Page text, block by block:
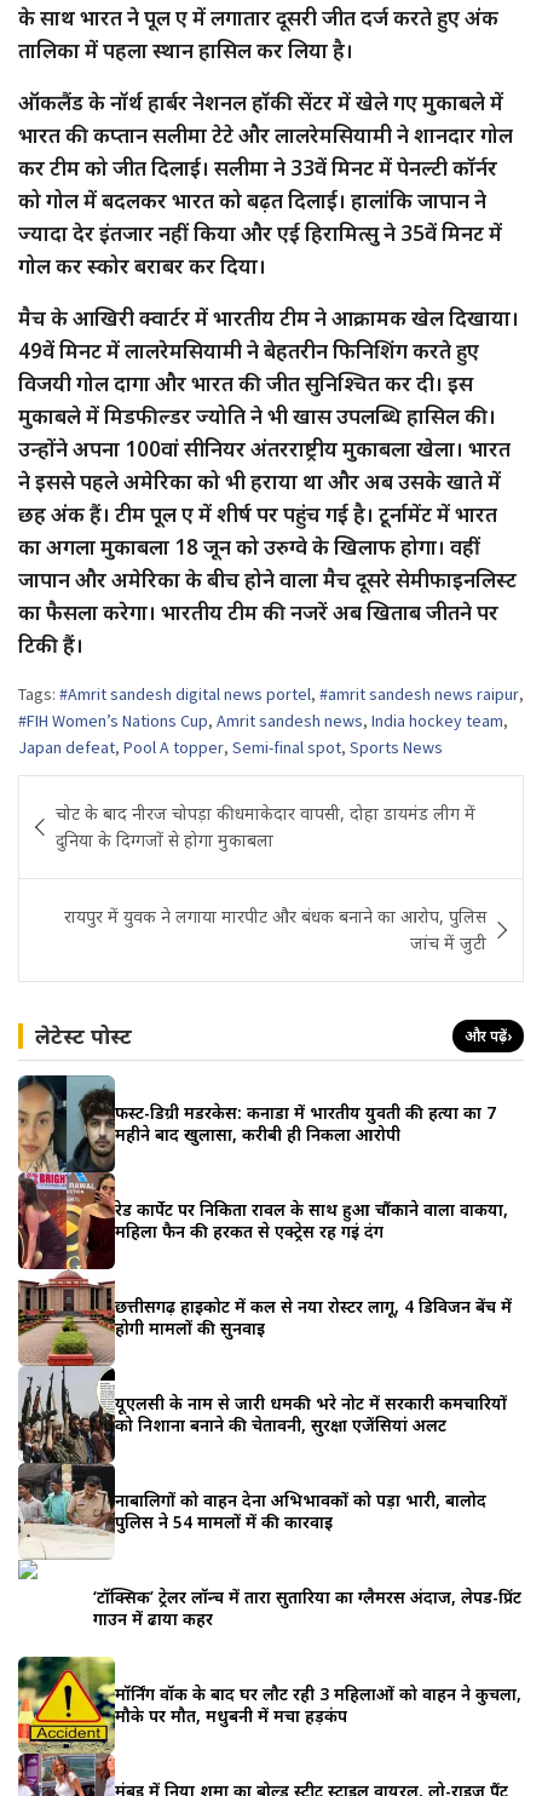
के साथ भारत ने पूल ए में लगातार दूसरी जीत दर्ज करते हुए अंक
तालिका में पहला स्थान हासिल कर लिया है।
ऑकलैंड के नॉर्थ हार्बर नेशनल हॉकी सेंटर में खेले गए मुकाबले में
भारत की कप्तान सलीमा टेटे और लालरेमसियामी ने शानदार गोल
कर टीम को जीत दिलाई। सलीमा ने 33वें मिनट में पेनल्टी कॉर्नर
को गोल में बदलकर भारत को बढ़त दिलाई। हालांकि जापान ने
ज्यादा देर इंतजार नहीं किया और एई हिरामित्सु ने 35वें मिनट में
गोल कर स्कोर बराबर कर दिया।
मैच के आखिरी क्वार्टर में भारतीय टीम ने आक्रामक खेल दिखाया।
49वें मिनट में लालरेमसियामी ने बेहतरीन फिनिशिंग करते हुए
विजयी गोल दागा और भारत की जीत सुनिश्चित कर दी। इस
मुकाबले में मिडफील्डर ज्योति ने भी खास उपलब्धि हासिल की।
उन्होंने अपना 100वां सीनियर अंतरराष्ट्रीय मुकाबला खेला। भारत
ने इससे पहले अमेरिका को भी हराया था और अब उसके खाते में
छह अंक हैं। टीम पूल ए में शीर्ष पर पहुंच गई है। टूर्नामेंट में भारत
का अगला मुकाबला 18 जून को उरुग्वे के खिलाफ होगा। वहीं
जापान और अमेरिका के बीच होने वाला मैच दूसरे सेमीफाइनलिस्ट
का फैसला करेगा। भारतीय टीम की नजरें अब खिताब जीतने पर
टिकी हैं।
Tags: #Amrit sandesh digital news portel, #amrit sandesh news raipur,
#FIH Women’s Nations Cup, Amrit sandesh news, India hockey team,
Japan defeat, Pool A topper, Semi-final spot, Sports News
navigation
चोट के बाद नीरज चोपड़ा की धमाकेदार वापसी, दोहा डायमंड लीग में
दुनिया के दिग्गजों से होगा मुकाबला
रायपुर में युवक ने लगाया मारपीट और बंधक बनाने का आरोप, पुलिस
जांच में जुटी
लेटेस्ट पोस्ट और पढ़ें›
फर्स्ट-डिग्री मर्डरकेस: कनाडा में भारतीय युवती की हत्या का 7
महीने बाद खुलासा, करीबी ही निकला आरोपी
रेड कार्पेट पर निकिता रावल के साथ हुआ चौंकाने वाला वाकया,
महिला फैन की हरकत से एक्ट्रेस रह गईं दंग
छत्तीसगढ़ हाईकोर्ट में कल से नया रोस्टर लागू, 4 डिविजन बेंच में
होगी मामलों की सुनवाई
यूएलसी के नाम से जारी धमकी भरे नोट में सरकारी कर्मचारियों
को निशाना बनाने की चेतावनी, सुरक्षा एजेंसियां अलर्ट
नाबालिगों को वाहन देना अभिभावकों को पड़ा भारी, बालोद
पुलिस ने 54 मामलों में की कार्रवाई
‘टॉक्सिक’ ट्रेलर लॉन्च में तारा सुतारिया का ग्लैमरस अंदाज, लेपर्ड-प्रिंट
गाउन में ढाया कहर
मॉर्निंग वॉक के बाद घर लौट रही 3 महिलाओं को वाहन ने कुचला,
मौके पर मौत, मधुबनी में मचा हड़कंप
मुंबई में निया शर्मा का बोल्ड स्ट्रीट स्टाइल वायरल, लो-राइज़ पैंट